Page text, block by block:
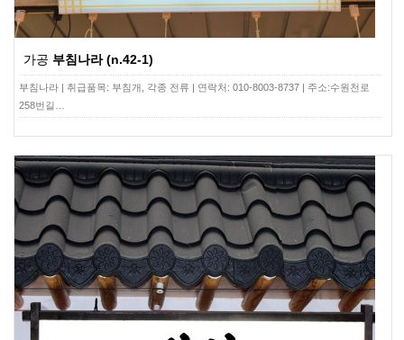
가공 부침나라 (n.42-1)
부침나라 | 취급품목: 부침개, 각종 전류 | 연락처: 010-8003-8737 | 주소:수원천로
258번길…